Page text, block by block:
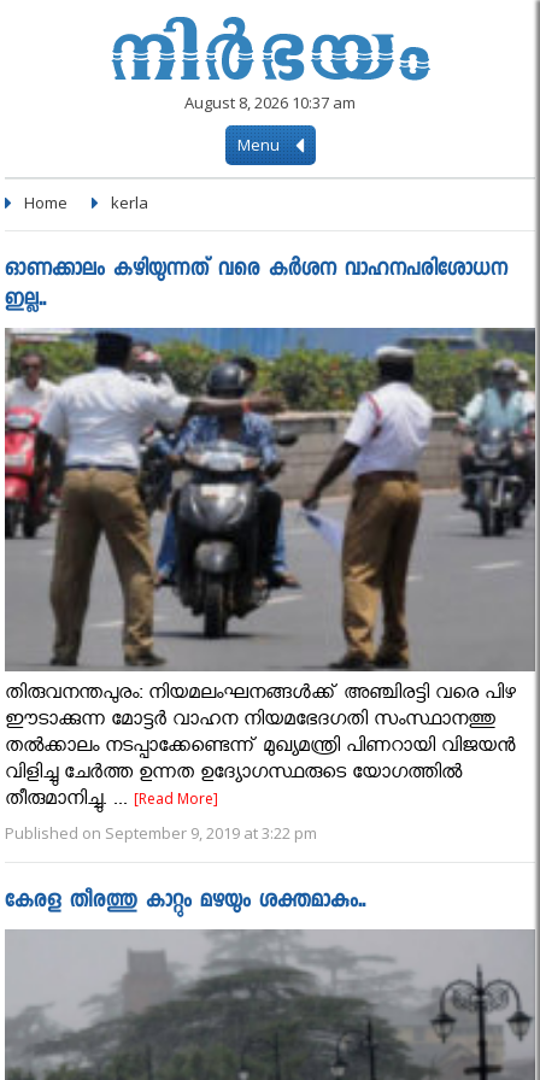
August 8, 2026 10:37 am
Menu
Home kerla
ഓണക്കാലം കഴിയുന്നത് വരെ കർശന വാഹനപരിശോധന
ഇല്ല..
തിരുവനന്തപുരം: നിയമലംഘനങ്ങൾക്ക് അഞ്ചിരട്ടി വരെ പിഴ
ഈടാക്കുന്ന മോട്ടർ വാഹന നിയമഭേദഗതി സംസ്ഥാനത്തു
തൽക്കാലം നടപ്പാക്കേണ്ടെന്ന് മുഖ്യമന്ത്രി പിണറായി വിജയൻ
വിളിച്ചു ചേർത്ത ഉന്നത ഉദ്യോഗസ്ഥരുടെ യോഗത്തിൽ
തീരുമാനിച്ചു. ...[Read More]
Published on September 9, 2019 at 3:22 pm
കേരള തീരത്തു കാറ്റും മഴയും ശക്തമാകും..